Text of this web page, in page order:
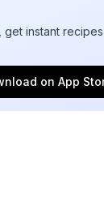
get instant
on App